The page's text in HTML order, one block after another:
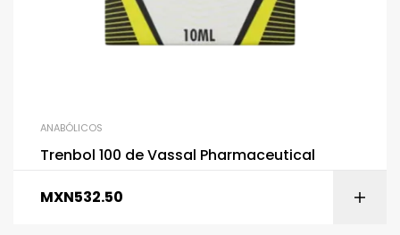
ANABÓLICOS
Trenbol 100 de Vassal Pharmaceutical
MXN532.50